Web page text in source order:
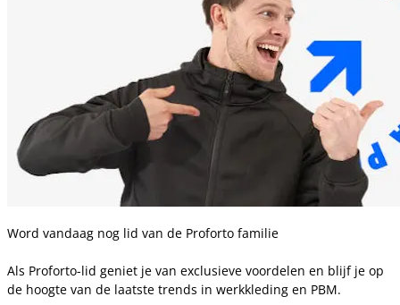
Word vandaag nog lid van de Proforto familie
Als Proforto-lid geniet je van exclusieve voordelen en blijf je op
de hoogte van de laatste trends in werkkleding en PBM.